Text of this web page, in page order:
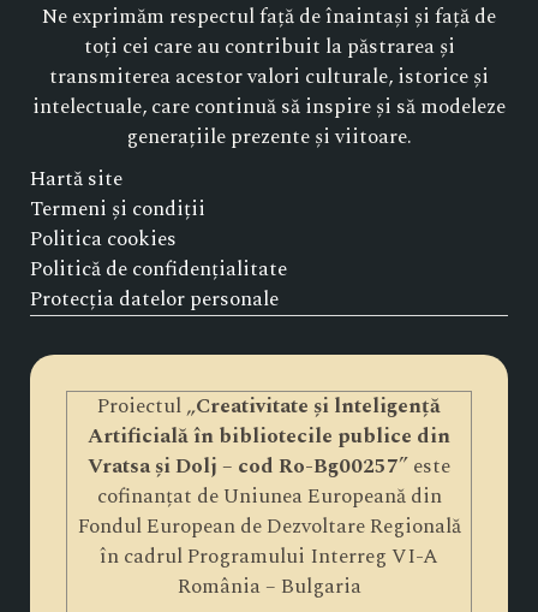
Ne exprimăm respectul față de înaintași și față de
toți cei care au contribuit la păstrarea și
transmiterea acestor valori culturale, istorice și
intelectuale, care continuă să inspire și să modeleze
generațiile prezente și viitoare.
Hartă site
Termeni și condiții
Politica cookies
Politică de confidențialitate
Protecția datelor personale
Proiectul „Creativitate și lnteligență
Artificială în bibliotecile publice din
Vratsa și Dolj – cod Ro-Bg00257” este
cofinanțat de Uniunea Europeană din
Fondul European de Dezvoltare Regională
în cadrul Programului Interreg VI-A
România – Bulgaria